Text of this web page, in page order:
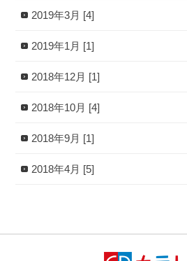
2019年3月 [4]
2019年1月 [1]
2018年12月 [1]
2018年10月 [4]
2018年9月 [1]
2018年4月 [5]